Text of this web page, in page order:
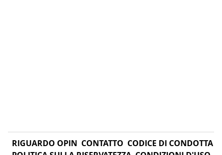
RIGUARDO OPIN CONTATTO CODICE DI CONDOTTA